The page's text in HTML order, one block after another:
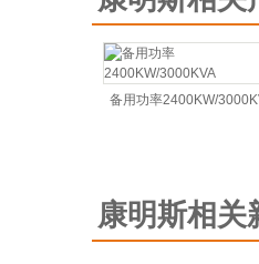
备用功率2400KW/
康明斯相关